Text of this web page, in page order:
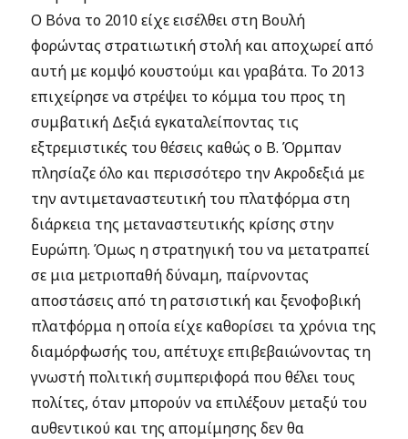
Ο Βόνα το 2010 είχε εισέλθει στη Βουλή
φορώντας στρατιωτική στολή και αποχωρεί από
αυτή με κομψό κουστούμι και γραβάτα. Το 2013
επιχείρησε να στρέψει το κόμμα του προς τη
συμβατική Δεξιά εγκαταλείποντας τις
εξτρεμιστικές του θέσεις καθώς ο Β. Όρμπαν
πλησίαζε όλο και περισσότερο την Ακροδεξιά με
την αντιμεταναστευτική του πλατφόρμα στη
διάρκεια της μεταναστευτικής κρίσης στην
Ευρώπη. Όμως η στρατηγική του να μετατραπεί
σε μια μετριοπαθή δύναμη, παίρνοντας
αποστάσεις από τη ρατσιστική και ξενοφοβική
πλατφόρμα η οποία είχε καθορίσει τα χρόνια της
διαμόρφωσής του, απέτυχε επιβεβαιώνοντας τη
γνωστή πολιτική συμπεριφορά που θέλει τους
πολίτες, όταν μπορούν να επιλέξουν μεταξύ του
αυθεντικού και της απομίμησης δεν θα